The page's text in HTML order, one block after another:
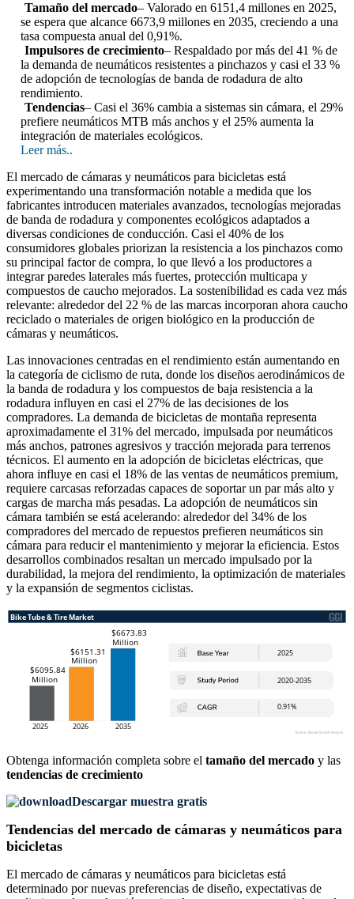
Tamaño del mercado– Valorado en 6151,4 millones en 2025,
se espera que alcance 6673,9 millones en 2035, creciendo a una
tasa compuesta anual del 0,91%.
Impulsores de crecimiento– Respaldado por más del 41 % de
la demanda de neumáticos resistentes a pinchazos y casi el 33 %
de adopción de tecnologías de banda de rodadura de alto
rendimiento.
Tendencias– Casi el 36% cambia a sistemas sin cámara, el 29%
prefiere neumáticos MTB más anchos y el 25% aumenta la
integración de materiales ecológicos.
Leer más..
El mercado de cámaras y neumáticos para bicicletas está
experimentando una transformación notable a medida que los
fabricantes introducen materiales avanzados, tecnologías mejoradas
de banda de rodadura y componentes ecológicos adaptados a
diversas condiciones de conducción. Casi el 40% de los
consumidores globales priorizan la resistencia a los pinchazos como
su principal factor de compra, lo que llevó a los productores a
integrar paredes laterales más fuertes, protección multicapa y
compuestos de caucho mejorados. La sostenibilidad es cada vez más
relevante: alrededor del 22 % de las marcas incorporan ahora caucho
reciclado o materiales de origen biológico en la producción de
cámaras y neumáticos.
Las innovaciones centradas en el rendimiento están aumentando en
la categoría de ciclismo de ruta, donde los diseños aerodinámicos de
la banda de rodadura y los compuestos de baja resistencia a la
rodadura influyen en casi el 27% de las decisiones de los
compradores. La demanda de bicicletas de montaña representa
aproximadamente el 31% del mercado, impulsada por neumáticos
más anchos, patrones agresivos y tracción mejorada para terrenos
técnicos. El aumento en la adopción de bicicletas eléctricas, que
ahora influye en casi el 18% de las ventas de neumáticos premium,
requiere carcasas reforzadas capaces de soportar un par más alto y
cargas de marcha más pesadas. La adopción de neumáticos sin
cámara también se está acelerando: alrededor del 34% de los
compradores del mercado de repuestos prefieren neumáticos sin
cámara para reducir el mantenimiento y mejorar la eficiencia. Estos
desarrollos combinados resaltan un mercado impulsado por la
durabilidad, la mejora del rendimiento, la optimización de materiales
y la expansión de segmentos ciclistas.
Obtenga información completa sobre el tamaño del mercado y las
tendencias de crecimiento
Descargar muestra gratis
Tendencias del mercado de cámaras y neumáticos para
bicicletas
El mercado de cámaras y neumáticos para bicicletas está
determinado por nuevas preferencias de diseño, expectativas de